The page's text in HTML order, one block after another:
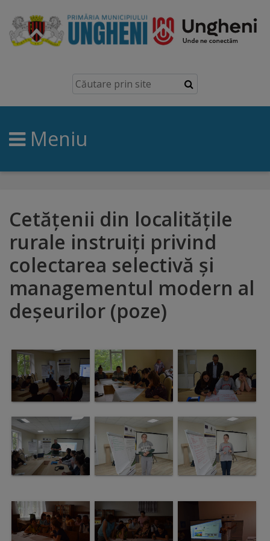
Ungheni
Prezentare
generală
Simbolurile
brand
Orașe
înfrățite
Distincții
de
onoare
Deținători
ai
titlului
„Merite
Ungheni”
Meniu
Cetățenii din localitățile
rurale instruiți privind
colectarea selectivă și
managementul modern al
deșeurilor (poze)